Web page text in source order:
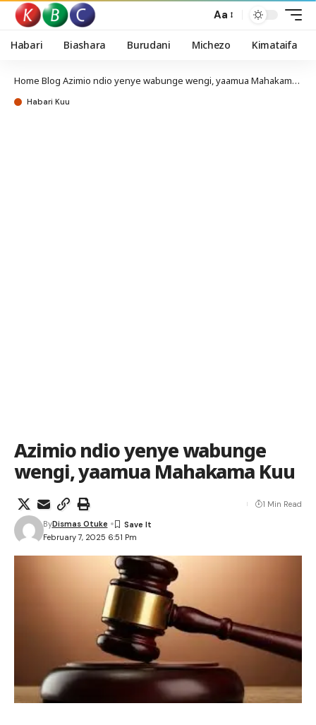
Aa
Habari Biashara Burudani Michezo Kimataifa
Home Blog Azimio ndio yenye wabunge wengi, yaamua Mahakama Kuu
Habari Kuu
Azimio ndio yenye wabunge
wengi, yaamua Mahakama Kuu
February 7, 2025 6:51 Pm
ByDismas Otuke
1 Min Read